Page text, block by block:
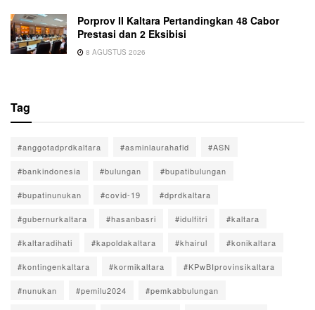
Porprov II Kaltara Pertandingkan 48 Cabor
Prestasi dan 2 Eksibisi
8 AGUSTUS 2026
Tag
#anggotadprdkaltara #asminlaurahafid #ASN
#bankindonesia #bulungan #bupatibulungan
#bupatinunukan #covid-19 #dprdkaltara
#gubernurkaltara #hasanbasri #idulfitri #kaltara
#kaltaradihati #kapoldakaltara #khairul #konikaltara
#kontingenkaltara #kormikaltara #KPwBIprovinsikaltara
#nunukan #pemilu2024 #pemkabbulungan